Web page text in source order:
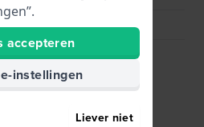
Tachymeter
Geen - Vast
accepteren
instellingen
Liever niet